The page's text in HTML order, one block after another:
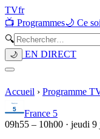
TVfr
📺 Programmes🌙 Ce
🔍
🌙 EN DIRECT
Accueil › Programme
France 5
09h55 – 10h00 · jeudi 9